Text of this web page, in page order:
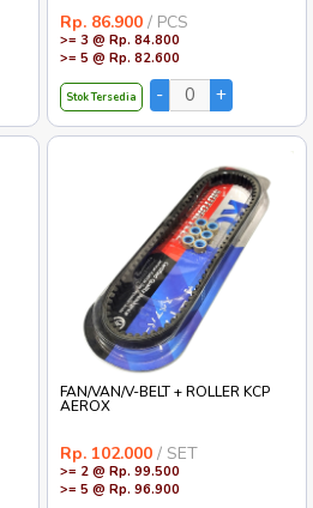
Rp. 86.900 / PCS
>= 3 @ Rp. 84.800
>= 5 @ Rp. 82.600
Stok Tersedia
FAN/VAN/V-BELT + ROLLER KCP
AEROX
Rp. 102.000 / SET
>= 2 @ Rp. 99.500
>= 5 @ Rp. 96.900